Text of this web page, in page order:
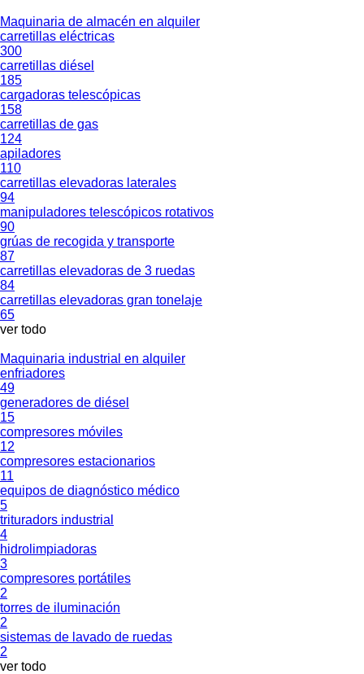
Maquinaria de almacén en alquiler
carretillas eléctricas
300
carretillas diésel
185
cargadoras telescópicas
158
carretillas de gas
124
apiladores
110
carretillas elevadoras laterales
94
manipuladores telescópicos rotativos
90
grúas de recogida y transporte
87
carretillas elevadoras de 3 ruedas
84
carretillas elevadoras gran tonelaje
65
ver todo
Maquinaria industrial en alquiler
enfriadores
49
generadores de diésel
15
compresores móviles
12
compresores estacionarios
11
equipos de diagnóstico médico
5
trituradors industrial
4
hidrolimpiadoras
3
compresores portátiles
2
torres de iluminación
2
sistemas de lavado de ruedas
2
ver todo